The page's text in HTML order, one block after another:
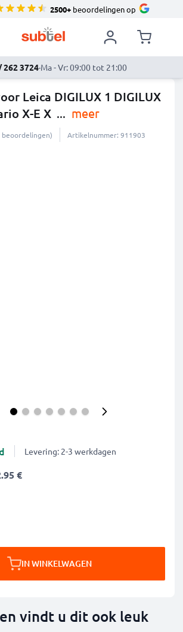
2500+beoordelingen op
262 3724·Ma - Vr: 09:00 tot 21:00
Leica DIGILUX 1 DIGILUX
X-E X ... meer
beoordelingen) Artikelnummer: 911903
Levering: 2-3 werkdagen
€
IN WINKELWAGEN
vindt u dit ook leuk